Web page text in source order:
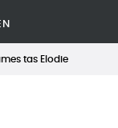
tas Elodie